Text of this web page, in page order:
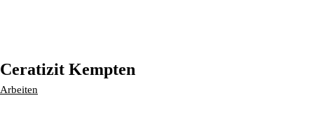
Ceratizit Kempten
Arbeiten